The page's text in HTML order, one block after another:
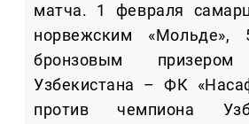
матча. 1 февраля
норвежским
бронзовым призером
Узбекистана – ФК
против чемпиона